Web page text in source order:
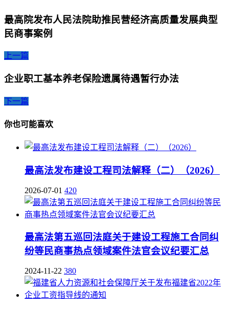
最高院发布人民法院助推民营经济高质量发展典型
民商事案例
上一篇
企业职工基本养老保险遗属待遇暂行办法
下一篇
你也可能喜欢
最高法发布建设工程司法解释（二）（2026）
2026-07-01 420
最高法第五巡回法庭关于建设工程施工合同纠
纷等民商事热点领域案件法官会议纪要汇总
2024-11-22 380